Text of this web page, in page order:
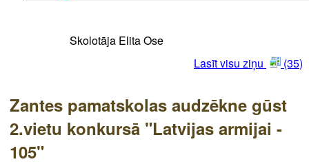
Skolotāja Elita Ose
Lasīt visu ziņu
(35)
Zantes pamatskolas audzēkne gūst
2.vietu konkursā "Latvijas armijai -
105"